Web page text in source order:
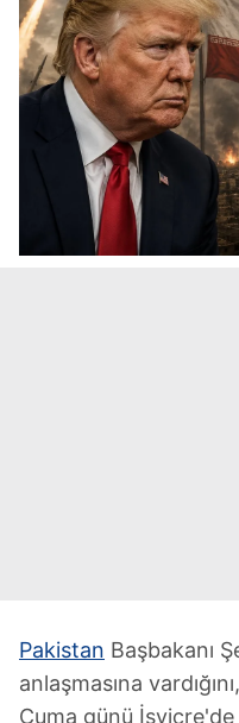
Pakistan Başbakanı
anlaşmasına
Cuma günü İsviçre'de